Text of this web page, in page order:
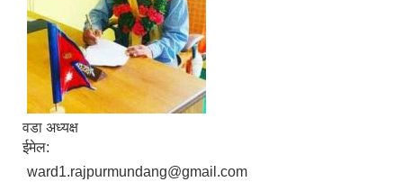
वडा अध्यक्ष
ईमेल:
ward1.rajpurmundang@gmail.com